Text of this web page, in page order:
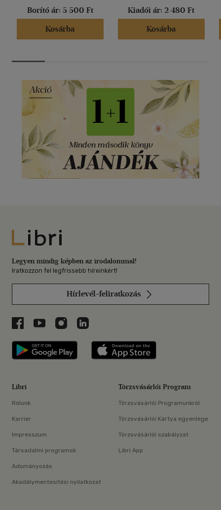
Borító ár: 5 500 Ft
Kosárba
Kiadói ár: 2 480 Ft
Kosárba
Libri
Legyen mindig képben az irodalommal!
Iratkozzon fel legfrissebb híreinkért!
Hírlevél-feliratkozás
Libri a Facebookon
Libri a Youtube-on
Libri az Instagramon
Libri a LinkedInen
Libri applikáció Szerezd meg: Google
Libri
Rólunk
Karrier
Impresszum
Társadalmi programok
Adományozás
Akadálymentesítési nyilatkozat
Törzsvásárlói Program
Törzsvásárlói Programunkról
Törzsvásárlói Kártya egyenlege
Törzsvásárlói szabályzat
Libri App